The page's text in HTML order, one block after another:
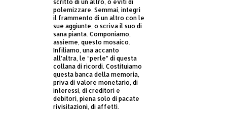
scritto di un altro, o eviti di
polemizzare. Semmai, integri
il frammento di un altro con le
sue aggiunte, o scriva il suo di
sana pianta. Componiamo,
assieme, questo mosaico.
Infiliamo, una accanto
all’altra, le “perle” di questa
collana di ricordi. Costituiamo
questa banca della memoria,
priva di valore monetario, di
interessi, di creditori e
debitori, piena solo di pacate
rivisitazioni, di affetti.